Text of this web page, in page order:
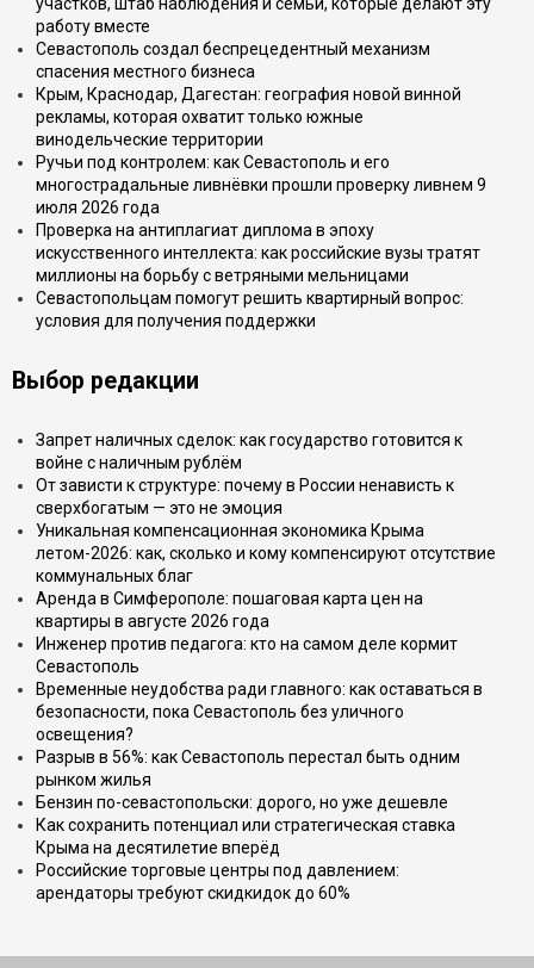
работу вместе
Севастополь создал беспрецедентный механизм
спасения местного бизнеса
Крым, Краснодар, Дагестан: география новой винной
рекламы, которая охватит только южные
винодельческие территории
Ручьи под контролем: как Севастополь и его
многострадальные ливнёвки прошли проверку ливнем 9
июля 2026 года
Проверка на антиплагиат диплома в эпоху
искусственного интеллекта: как российские вузы тратят
миллионы на борьбу с ветряными мельницами
Севастопольцам помогут решить квартирный вопрос:
условия для получения поддержки
Выбор редакции
Запрет наличных сделок: как государство готовится к
войне с наличным рублём
От зависти к структуре: почему в России ненависть к
сверхбогатым — это не эмоция
Уникальная компенсационная экономика Крыма
летом-2026: как, сколько и кому компенсируют отсутствие
коммунальных благ
Аренда в Симферополе: пошаговая карта цен на
квартиры в августе 2026 года
Инженер против педагога: кто на самом деле кормит
Севастополь
Временные неудобства ради главного: как оставаться в
безопасности, пока Севастополь без уличного
освещения?
Разрыв в 56%: как Севастополь перестал быть одним
рынком жилья
Бензин по-севастопольски: дорого, но уже дешевле
Как сохранить потенциал или стратегическая ставка
Крыма на десятилетие вперёд
Российские торговые центры под давлением:
арендаторы требуют скидкидок до 60%